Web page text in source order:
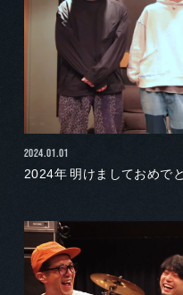
2024.01.01
2024年 明けましておめで